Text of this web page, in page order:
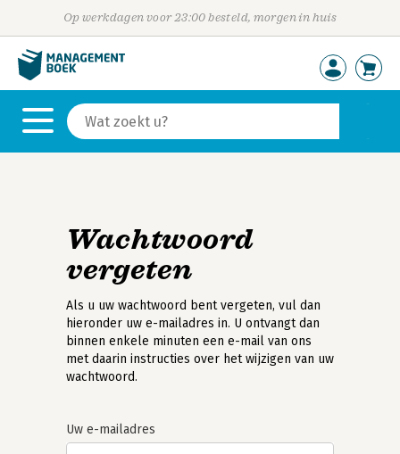
Op werkdagen voor 23:00 besteld, morgen in huis
Wachtwoord
vergeten
Als u uw wachtwoord bent vergeten, vul dan
hieronder uw e-mailadres in. U ontvangt dan
binnen enkele minuten een e-mail van ons
met daarin instructies over het wijzigen van uw
wachtwoord.
Uw e-mailadres